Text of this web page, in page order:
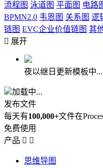
流程图 泳道图 平面图 电路
BPMN2.0 韦恩图 关系图 逻
链图 EVC企业价值链图 其
 展开
夜以继日更新模板中...
加载中...
发布文件
每天有100,000+文件在
免费使用
产品  
思维导图